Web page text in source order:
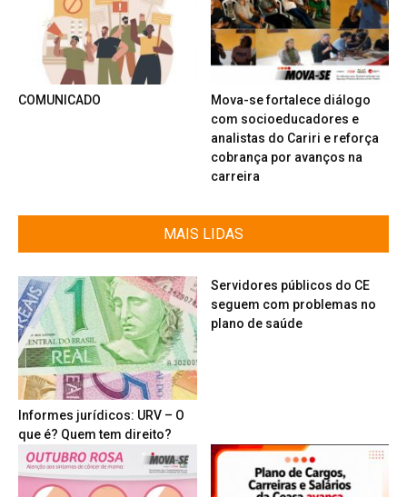
COMUNICADO
Mova-se fortalece diálogo
com socioeducadores e
analistas do Cariri e reforça
cobrança por avanços na
carreira
MAIS LIDAS
Informes jurídicos: URV – O
que é? Quem tem direito?
Servidores públicos do CE
seguem com problemas no
plano de saúde